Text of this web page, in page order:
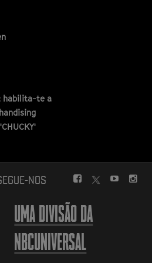
habilita-te a
NOS
FACEBOOK
YOUTUBE
UMA DIVISÃO DA
NBCUNIVERSAL